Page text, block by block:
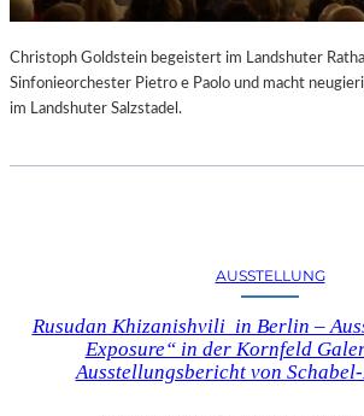
Christoph Goldstein begeistert im Landshuter
Sinfonieorchester Pietro e Paolo und macht
im Landshuter Salzstadel.
AUSSTELLUNG
Rusudan Khizanishvili in Berlin –
Exposure“ in der Kornfeld
Ausstellungsbericht von